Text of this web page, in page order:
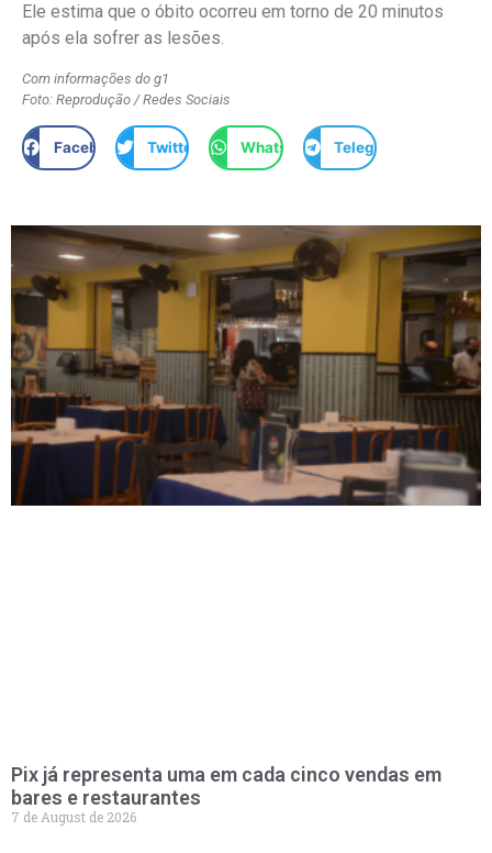
Ele estima que o óbito ocorreu em torno de 20 minutos
após ela sofrer as lesões.
Com informações do g1
Foto: Reprodução / Redes Sociais
Facebook Twitter WhatsApp Telegram
Pix já representa uma em cada cinco vendas em
bares e restaurantes
7 de August de 2026